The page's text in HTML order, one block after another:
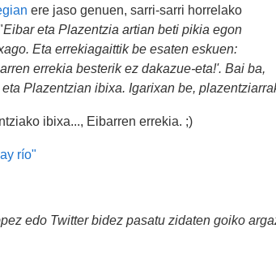
ere jaso genuen, sarri-sarri horrelako
Eibar eta Plazentzia artian beti pikia egon
Eta errekiagaittik be esaten eskuen:
errekia besterik ez dakazue-eta!'. Bai ba,
Plazentzian ibixa. Igarixan be,
ibixa..., Eibarren errekia. ;)
edo Twitter bidez pasatu zidaten goiko